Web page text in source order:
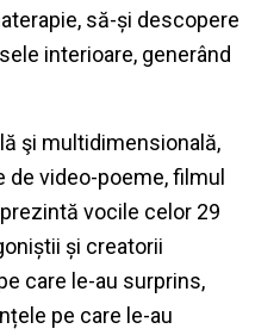
să-și descopere
interioare, generând
şi multidimensională,
de video-poeme, filmul
vocile celor 29
și creatorii
care le-au surprins,
pe care le-au